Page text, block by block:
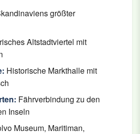
größter
Altstadtviertel mit
Historische Markthalle mit
Fährverbindung zu den
Inseln
Museum, Maritiman,